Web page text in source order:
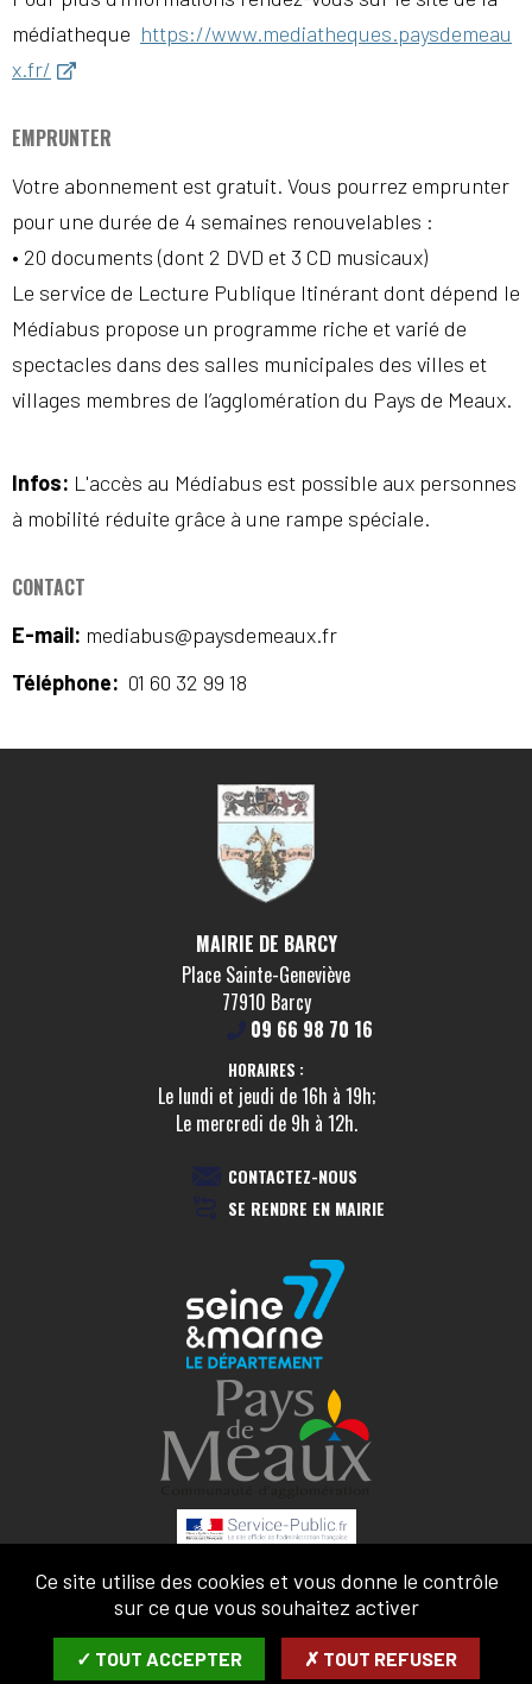
médiatheque https://www.mediatheques.paysdemeau
x.fr/
EMPRUNTER
Votre abonnement est gratuit. Vous pourrez emprunter
pour une durée de 4 semaines renouvelables :
• 20 documents (dont 2 DVD et 3 CD musicaux)
Le service de Lecture Publique Itinérant dont dépend le
Médiabus propose un programme riche et varié de
spectacles dans des salles municipales des villes et
villages membres de l’agglomération du Pays de Meaux.
Infos: L'accès au Médiabus est possible aux personnes
à mobilité réduite grâce à une rampe spéciale.
CONTACT
E-mail: mediabus@paysdemeaux.fr
Téléphone: 01 60 32 99 18
MAIRIE DE BARCY
Place Sainte-Geneviève
77910 Barcy
09 66 98 70 16
HORAIRES :
Le lundi et jeudi de 16h à 19h;
Le mercredi de 9h à 12h.
CONTACTEZ-NOUS
SE RENDRE EN MAIRIE
MENTIONS LÉGALES
CONFIDENTIALITÉ
ACCESSIBILITÉ
PLAN DU SITE
Ce site utilise des cookies et vous donne le contrôle
sur ce que vous souhaitez activer
✓ TOUT ACCEPTER ✗ TOUT REFUSER